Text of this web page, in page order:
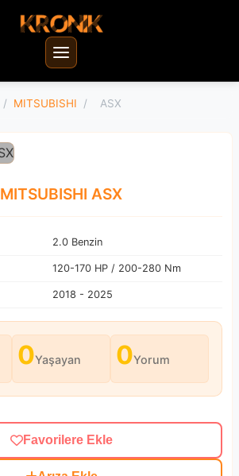
/ MITSUBISHI / ASX
MITSUBISHI ASX
2.0 Benzin
120-170 HP / 200-280 Nm
2018 - 2025
0Yaşayan 0Yorum
Favorilere Ekle